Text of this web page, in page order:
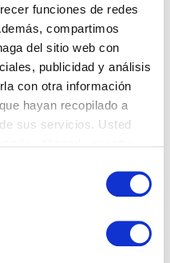
funciones de redes
compartimos
del sitio web con
publicidad y análisis
con otra información
hayan recopilado a
sus servicios. Usted